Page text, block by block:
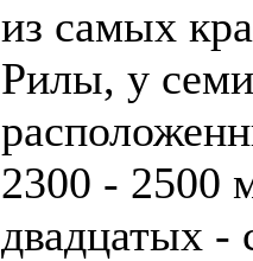
из самых
Рилы, у
2300 - 2500
двадцатых -